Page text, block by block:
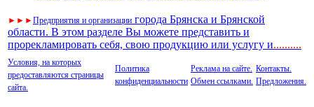
► ► ►Предприятия и организации города Брянска и Брянской
области. В этом разделе Вы можете представить и
прорекламировать себя, свою продукцию или услугу и..........
Условия, на которых
предоставляются страницы
сайта.
Политика
конфиденциальности
Реклама на сайте.
Обмен ссылками.
Контакты.
Предложения.